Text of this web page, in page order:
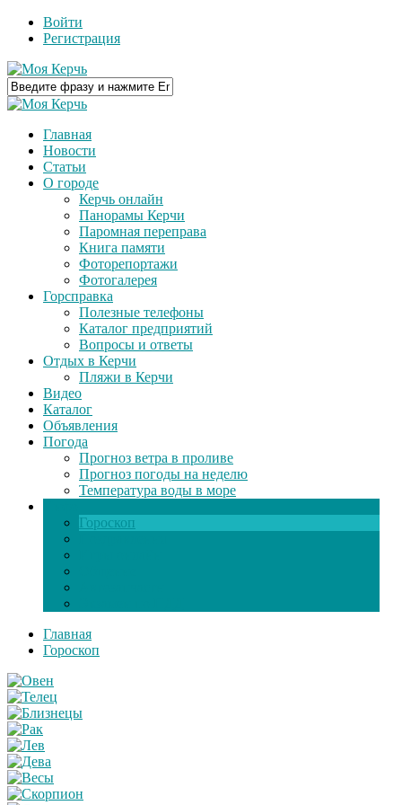
Войти
Регистрация
Главная
Новости
Статьи
О городе
Керчь онлайн
Панорамы Керчи
Паромная переправа
Книга памяти
Фоторепортажи
Фотогалерея
Горсправка
Полезные телефоны
Каталог предприятий
Вопросы и ответы
Отдых в Керчи
Пляжи в Керчи
Видео
Каталог
Объявления
Погода
Прогноз ветра в проливе
Прогноз погоды на неделю
Температура воды в море
Гороскоп
Главная
Гороскоп